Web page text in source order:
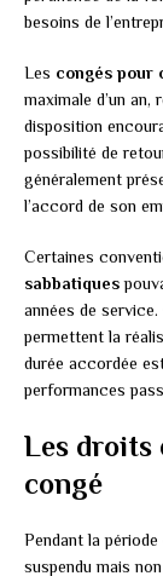
besoins de
Les congés pour
maximale d’un
disposition
possibilité de
généralement
l’accord de son
Certaines
sabbatiques
années de
permettent la
durée accordée
performances
Les droits
congé
Pendant la
suspendu mais